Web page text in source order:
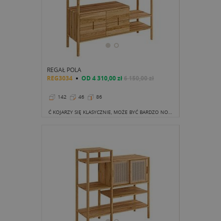
REGAŁ POLA
REG3034 OD 4 310,00 zł6 150,00 zł
142 46 86
Ć KOJARZY SIĘ KLASYCZNIE, MOŻE BYĆ BARDZO NOWOCZESNE, CO POTWIERDZA PREZENTOWANY REGAŁ. MODEL FANTASTYCZNIE NADAJE SIĘ DO POKOJU MŁODZIEŻOWEGO. CZTERY SZUFLADY UBRANE W PIĘKNĄ OPRAWĘ Z LITEGO DREWNA TO WYTRZYMAŁY I PRAKTYCZNY SPOSÓB NA PRZECHOWANIE AKCESORIÓW BIUROWYCH I WIELU GADŻETÓW NASTOLATKA.